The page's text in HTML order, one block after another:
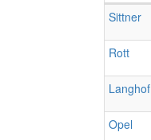
Sittner
Rott
Langhof
Opel